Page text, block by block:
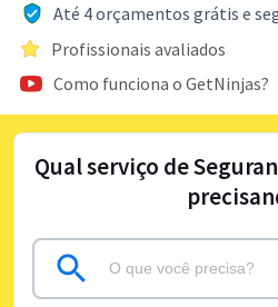
Até 4 orçamentos grátis e
Profissionais avaliados
Como funciona o GetNinjas?
Qual serviço de